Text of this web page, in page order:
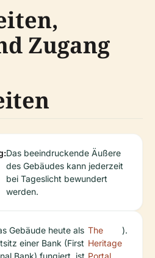
Zugang
Das beeindruckende Äußere
des Gebäudes kann jederzeit
bei Tageslicht bewundert
werden.
Gebäude heute als
einer Bank (First
Bank) fungiert, ist
The
Heritage
Portal
).